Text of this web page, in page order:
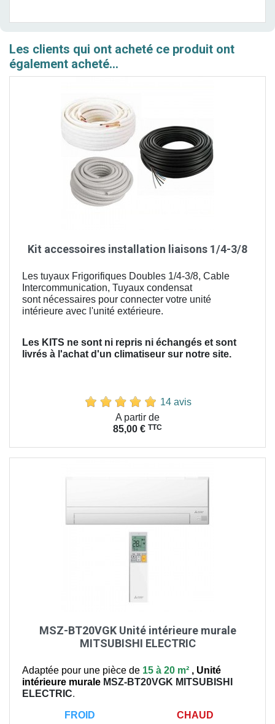
Les clients qui ont acheté ce produit ont
également acheté...
Kit accessoires installation liaisons 1/4-3/8
Les tuyaux Frigorifiques Doubles 1/4-3/8, Cable
Intercommunication, Tuyaux condensat
sont nécessaires pour connecter votre unité
intérieure avec l'unité extérieure.
Les KITS ne sont ni repris ni échangés et sont
livrés à l'achat d'un climatiseur sur notre site.
14 avis
A partir de
85,00 € TTC
MSZ-BT20VGK Unité intérieure murale
MITSUBISHI ELECTRIC
Adaptée pour une pièce de 15 à 20 m² , Unité
intérieure murale MSZ-BT20VGK MITSUBISHI
ELECTRIC.
FROID CHAUD